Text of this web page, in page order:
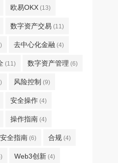
欧易OKX (13)
数字资产交易 (11)
去中心化金融 (4)
(11) 数字资产管理 (6)
风险控制 (9)
安全操作 (4)
操作指南 (4)
安全指南 (6) 合规 (4)
Web3创新 (4)